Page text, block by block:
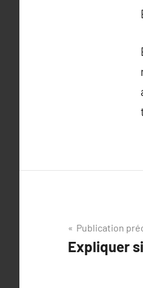
de
Publication
Expliquer